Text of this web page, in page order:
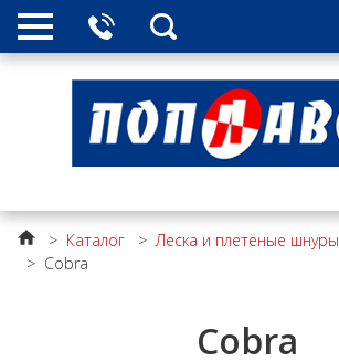
> Каталог >Леска и плетёные шнуры
> Cobra
Cobra